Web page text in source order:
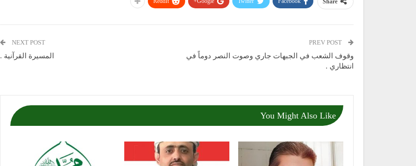
Share
وقوف الشعب في الجبهات جاري وصوت النصر دوماً في
انتظاري .
NEXT POST
المسيرة القرآنية .
You Might Also Like